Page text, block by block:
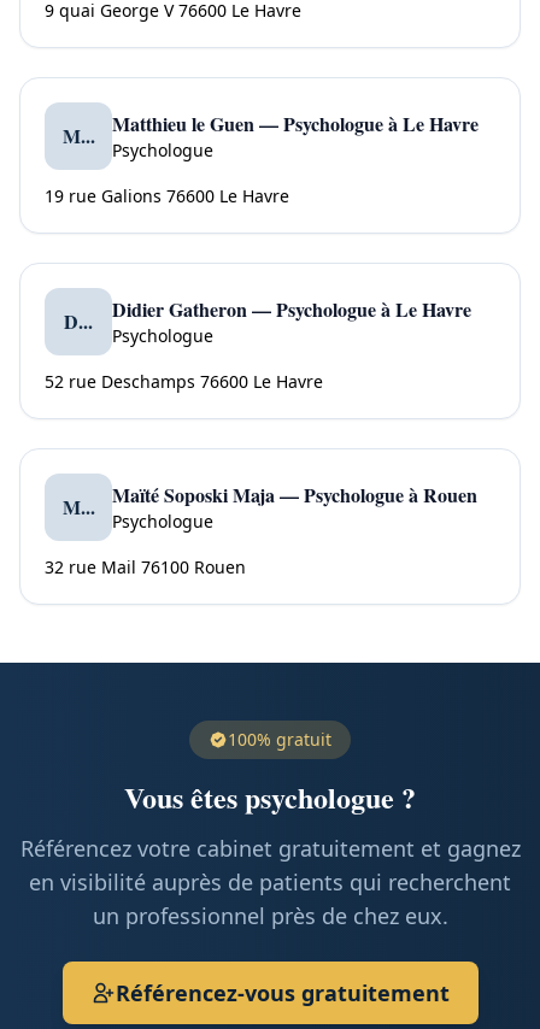
9 quai George V 76600 Le Havre
M... Matthieu le Guen — Psychologue à Le Havre
Psychologue
19 rue Galions 76600 Le Havre
D... Didier Gatheron — Psychologue à Le Havre
Psychologue
52 rue Deschamps 76600 Le Havre
M... Maïté Soposki Maja — Psychologue à Rouen
Psychologue
32 rue Mail 76100 Rouen
100% gratuit
Vous êtes psychologue ?
Référencez votre cabinet gratuitement et gagnez
en visibilité auprès de patients qui recherchent
un professionnel près de chez eux.
Référencez-vous gratuitement